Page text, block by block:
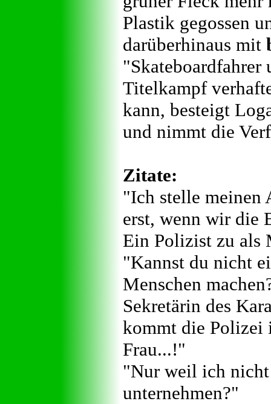
Plastik gegossen
darüberhinaus mit
"Skateboardfahrer
Titelkampf
kann, besteigt
und nimmt die
Zitate:
"Ich stelle meinen
erst, wenn wir die
Ein Polizist zu als
"Kannst du nicht
Menschen
Sekretärin des
kommt die Polizei
Frau...!"
"Nur weil ich
unternehmen?"